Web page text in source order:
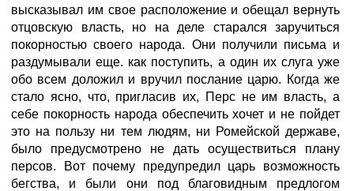
высказывал им свое расположение и обещал вернуть
отцовскую власть, но на деле старался заручиться
покорностью своего народа. Они получили письма и
раздумывали еще. как поступить, а один их слуга уже
обо всем доложил и вручил послание царю. Когда же
стало ясно, что, пригласив их, Перс не им власть, а
себе покорность народа обеспечить хочет и не пойдет
это на пользу ни тем людям, ни Ромейской державе,
было предусмотрено не дать осуществиться плану
персов. Вот почему предупредил царь возможность
бегства, и были они под благовидным предлогом